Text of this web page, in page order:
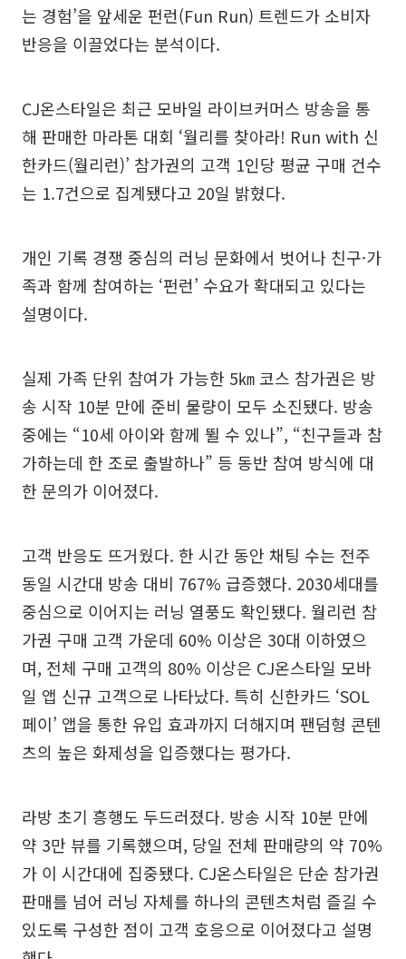
는 경험’을 앞세운 펀런(Fun Run) 트렌드가 소비자
반응을 이끌었다는 분석이다.
CJ온스타일은 최근 모바일 라이브커머스 방송을 통
해 판매한 마라톤 대회 ‘월리를 찾아라! Run with 신
한카드(월리런)’ 참가권의 고객 1인당 평균 구매 건수
는 1.7건으로 집계됐다고 20일 밝혔다.
개인 기록 경쟁 중심의 러닝 문화에서 벗어나 친구·가
족과 함께 참여하는 ‘펀런’ 수요가 확대되고 있다는
설명이다.
실제 가족 단위 참여가 가능한 5㎞ 코스 참가권은 방
송 시작 10분 만에 준비 물량이 모두 소진됐다. 방송
중에는 “10세 아이와 함께 뛸 수 있나”, “친구들과 참
가하는데 한 조로 출발하나” 등 동반 참여 방식에 대
한 문의가 이어졌다.
고객 반응도 뜨거웠다. 한 시간 동안 채팅 수는 전주
동일 시간대 방송 대비 767% 급증했다. 2030세대를
중심으로 이어지는 러닝 열풍도 확인됐다. 월리런 참
가권 구매 고객 가운데 60% 이상은 30대 이하였으
며, 전체 구매 고객의 80% 이상은 CJ온스타일 모바
일 앱 신규 고객으로 나타났다. 특히 신한카드 ‘SOL
페이’ 앱을 통한 유입 효과까지 더해지며 팬덤형 콘텐
츠의 높은 화제성을 입증했다는 평가다.
라방 초기 흥행도 두드러졌다. 방송 시작 10분 만에
약 3만 뷰를 기록했으며, 당일 전체 판매량의 약 70%
가 이 시간대에 집중됐다. CJ온스타일은 단순 참가권
판매를 넘어 러닝 자체를 하나의 콘텐츠처럼 즐길 수
있도록 구성한 점이 고객 호응으로 이어졌다고 설명